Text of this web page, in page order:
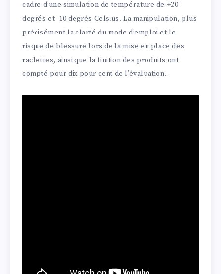
cadre d’une simulation de température de +20
degrés et -10 degrés Celsius. La manipulation, plus
précisément la clarté du mode d’emploi et le
risque de blessure lors de la mise en place des
raclettes, ainsi que la finition des produits ont
compté pour dix pour cent de l’évaluation.